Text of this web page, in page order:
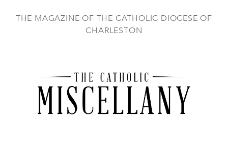
THE MAGAZINE OF THE CATHOLIC DIOCESE OF
CHARLESTON